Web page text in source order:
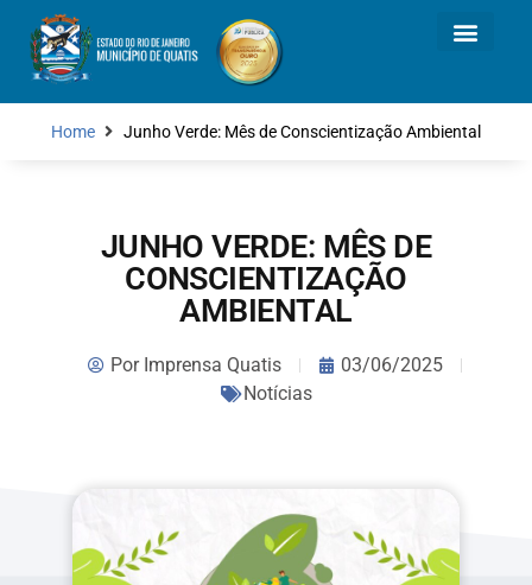
Home Junho Verde: Mês de Conscientização Ambiental
JUNHO VERDE: MÊS DE
CONSCIENTIZAÇÃO
AMBIENTAL
PorImprensa Quatis
03/06/2025
Notícias